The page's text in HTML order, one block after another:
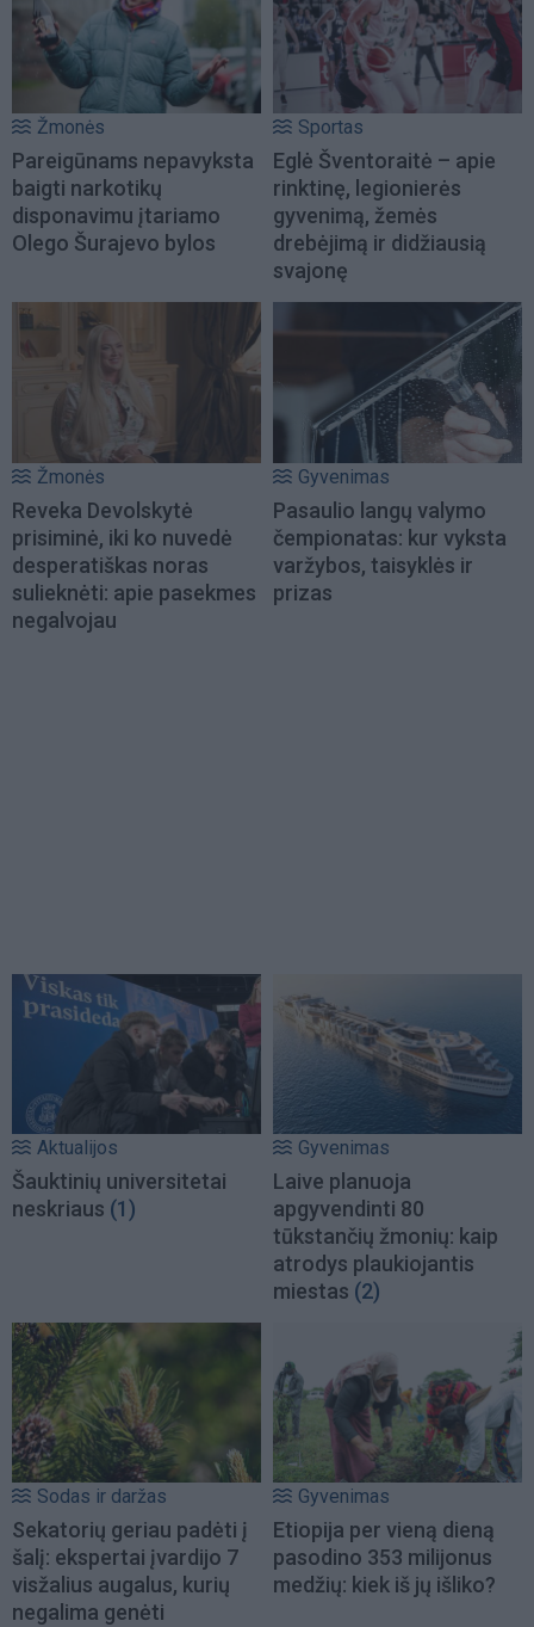
Žmonės
Pareigūnams nepavyksta
baigti narkotikų
disponavimu įtariamo
Olego Šurajevo bylos
Sportas
Eglė Šventoraitė – apie
rinktinę, legionierės
gyvenimą, žemės
drebėjimą ir didžiausią
svajonę
Žmonės
Reveka Devolskytė
prisiminė, iki ko nuvedė
desperatiškas noras
sulieknėti: apie pasekmes
negalvojau
Gyvenimas
Pasaulio langų valymo
čempionatas: kur vyksta
varžybos, taisyklės ir
prizas
Aktualijos
Šauktinių universitetai
neskriaus (1)
Gyvenimas
Laive planuoja
apgyvendinti 80
tūkstančių žmonių: kaip
atrodys plaukiojantis
miestas (2)
Sodas ir daržas
Sekatorių geriau padėti į
šalį: ekspertai įvardijo 7
visžalius augalus, kurių
negalima genėti
Gyvenimas
Etiopija per vieną dieną
pasodino 353 milijonus
medžių: kiek iš jų išliko?